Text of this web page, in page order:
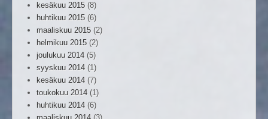
kesäkuu 2015 (8)
huhtikuu 2015 (6)
maaliskuu 2015 (2)
helmikuu 2015 (2)
joulukuu 2014 (5)
syyskuu 2014 (1)
kesäkuu 2014 (7)
toukokuu 2014 (1)
huhtikuu 2014 (6)